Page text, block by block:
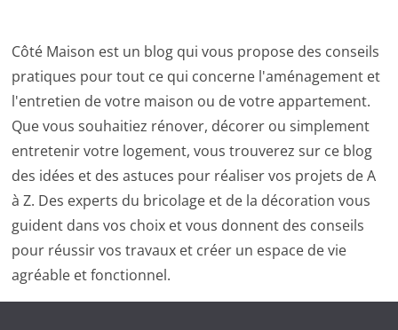
Côté Maison est un blog qui vous propose des conseils
pratiques pour tout ce qui concerne l'aménagement et
l'entretien de votre maison ou de votre appartement.
Que vous souhaitiez rénover, décorer ou simplement
entretenir votre logement, vous trouverez sur ce blog
des idées et des astuces pour réaliser vos projets de A
à Z. Des experts du bricolage et de la décoration vous
guident dans vos choix et vous donnent des conseils
pour réussir vos travaux et créer un espace de vie
agréable et fonctionnel.